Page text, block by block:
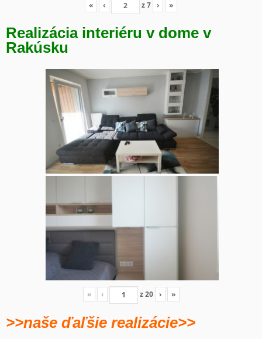
« ‹ z7 › »
Realizácia interiéru v dome v
Rakúsku
« ‹ z20 › »
>>naše ďaľšie realizácie>>